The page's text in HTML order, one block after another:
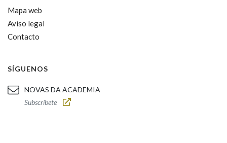
Mapa web
Aviso legal
Contacto
SÍGUENOS
NOVAS DA ACADEMIA
Subscríbete